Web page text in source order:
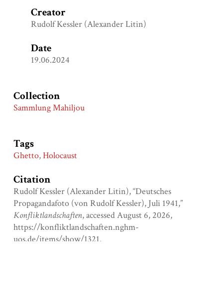
Creator
Rudolf Kessler (Alexander Litin)
Date
19.06.2024
Collection
Sammlung Mahiljou
Tags
Ghetto,Holocaust
Citation
Rudolf Kessler (Alexander Litin), “Deutsches
Propagandafoto (von Rudolf Kessler), Juli 1941,”
Konfliktlandschaften, accessed August 6, 2026,
https://konfliktlandschaften.nghm-
uos.de/items/show/1321.